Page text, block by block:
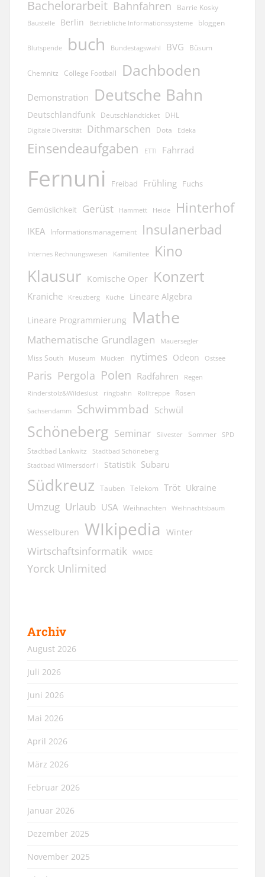
Bachelorarbeit Bahnfahren Barrie Kosky
Baustelle Berlin Betriebliche Informationssysteme bloggen
Blutspende buch Bundestagswahl BVG Büsum
Chemnitz College Football Dachboden
Demonstration Deutsche Bahn
Deutschlandfunk Deutschlandticket DHL
Digitale Diversität Dithmarschen Dota Edeka
Einsendeaufgaben ETTI Fahrrad
Fernuni Freibad Frühling Fuchs
Gemüslichkeit Gerüst Hammett Heide Hinterhof
IKEA Informationsmanagement Insulanerbad
Internes Rechnungswesen Kamillentee Kino
Klausur Komische Oper Konzert
Kraniche Kreuzberg Küche Lineare Algebra
Lineare Programmierung Mathe
Mathematische Grundlagen Mauersegler
Miss South Museum Mücken nytimes Odeon Ostsee
Paris Pergola Polen Radfahren Regen
Rinderstolz&Wildeslust ringbahn Rolltreppe Rosen
Sachsendamm Schwimmbad Schwül
Schöneberg Seminar Silvester Sommer SPD
Stadtbad Lankwitz Stadtbad Schöneberg
Stadtbad Wilmersdorf I Statistik Subaru
Südkreuz Tauben Telekom Tröt Ukraine
Umzug Urlaub USA Weihnachten Weihnachtsbaum
Wesselburen WIkipedia Winter
Wirtschaftsinformatik WMDE
Yorck Unlimited
Archiv
August 2026
Juli 2026
Juni 2026
Mai 2026
April 2026
März 2026
Februar 2026
Januar 2026
Dezember 2025
November 2025